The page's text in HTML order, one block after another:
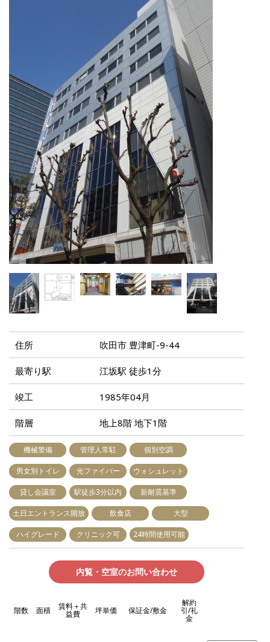
住所 吹田市 豊津町-9-44
最寄り駅 江坂駅 徒歩1分
竣工 1985年04月
階層 地上8階 地下1階
機械警備 管理人常駐 個別空調
男女別トイレ 光ファイバー ウォシュレット
貸し会議室 駅徒歩3分以内 新耐震基準
土日エントランス開放 飲食店 大型
ハイグレード クリニック可 24時間使用可能
内覧・空室のお問い合わせ
階数 面積 賃料＋共
益費 坪単価 保証金/敷金
解約
引/礼
金